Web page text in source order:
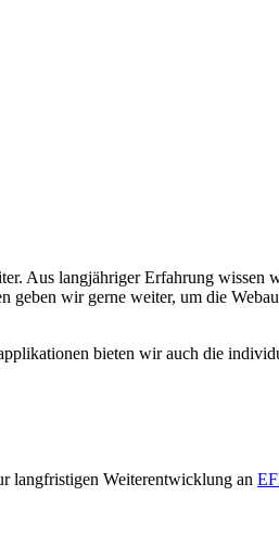
Aus langjähriger Erfahrung wissen
wir gerne weiter, um die
bieten wir auch die
langfristigen Weiterentwicklung an